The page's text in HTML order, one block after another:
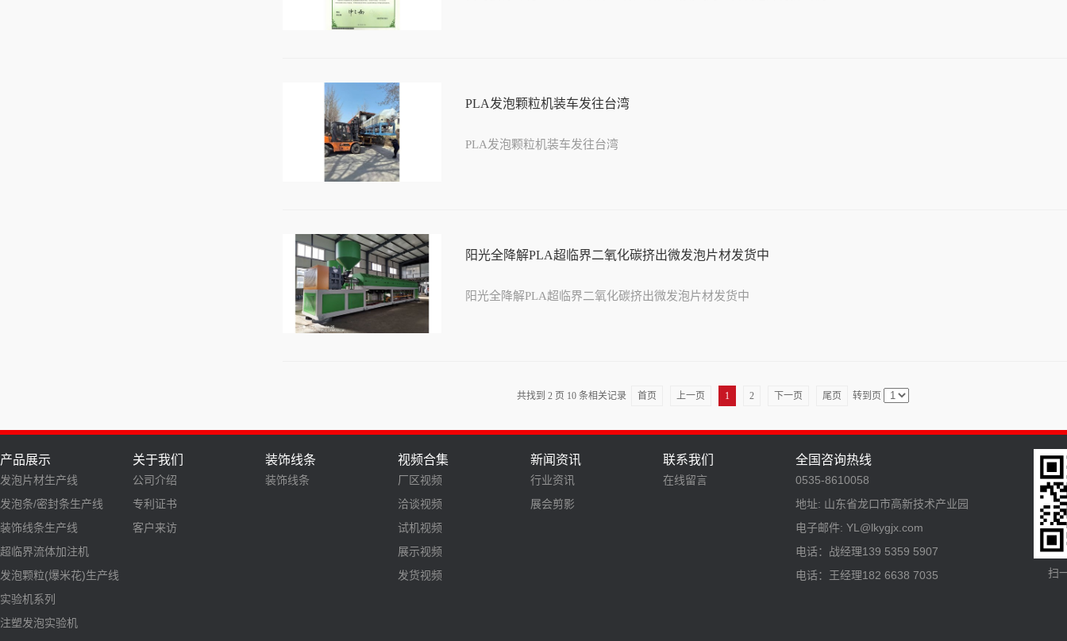
PLA发泡颗粒机装车发往台湾
PLA发泡颗粒机装车发往台湾
阳光全降解PLA超临界二氧化碳挤出微发泡片材发货中
阳光全降解PLA超临界二氧化碳挤出微发泡片材发货中
共找到 2 页 10 条相关记录 首页 上一页 1 2 下一页 尾页 转到页
产品展示
发泡片材生产线
发泡条/密封条生产线
装饰线条生产线
超临界流体加注机
发泡颗粒(爆米花)生产线
实验机系列
注塑发泡实验机
关于我们
公司介绍
专利证书
客户来访
装饰线条
装饰线条
视频合集
厂区视频
洽谈视频
试机视频
展示视频
发货视频
新闻资讯
行业资讯
展会剪影
联系我们
在线留言
全国咨询热线
0535-8610058
地址: 山东省龙口市高新技术产业园
电子邮件: YL@lkygjx.com
电话：战经理139 5359 5907
电话：王经理182 6638 7035
扫